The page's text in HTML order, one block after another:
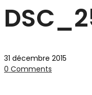
31 décembre 2015
0 Comments